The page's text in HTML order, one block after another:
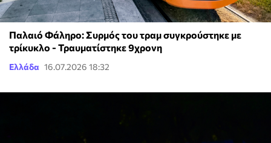
Παλαιό Φάληρο: Συρμός του τραμ συγκρούστηκε με
τρίκυκλο - Τραυματίστηκε 9χρονη
Ελλάδα 16.07.2026 18:32